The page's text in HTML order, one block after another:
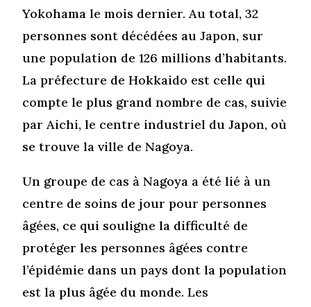
Yokohama le mois dernier. Au total, 32
personnes sont décédées au Japon, sur
une population de 126 millions d’habitants.
La préfecture de Hokkaido est celle qui
compte le plus grand nombre de cas, suivie
par Aichi, le centre industriel du Japon, où
se trouve la ville de Nagoya.
Un groupe de cas à Nagoya a été lié à un
centre de soins de jour pour personnes
âgées, ce qui souligne la difficulté de
protéger les personnes âgées contre
l’épidémie dans un pays dont la population
est la plus âgée du monde. Les